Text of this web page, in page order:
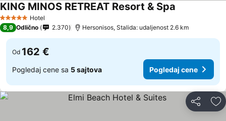
5 ZvezdiceHotel
KING MINOS RETREAT Resort & Spa
8,9 Odlično 2.370 Hersonisos, Stalida: udaljenost 2.6 km
Od 162 €
Pogledaj cene sa 5 sajtova Pogledaj cene
Deli